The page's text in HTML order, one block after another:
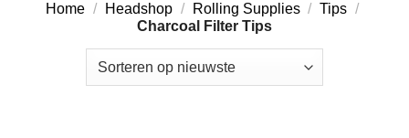
Home / Headshop / Rolling Supplies / Tips /
Charcoal Filter Tips